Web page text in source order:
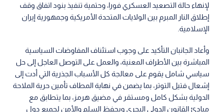
لإنهاء حالة التصعيد العسكري فورا، وحتمية تنفيذ بنود اتفاق وقف
إطلاق النار المبرم بين الولايات المتحدة الأمريكية وجمهورية إيران
الإسلامية.
وأعاد الجانبان التأكيد على وجوب استئناف المفاوضات السياسية
المباشرة بين الأطراف المعنية، والعمل على التوصل العاجل إلى حل
سياسي شامل يقوم على معالجة كل الأسباب الجذرية التي أدت إلى
إشعال فتيل التوتر، بما يضمن في نهاية المطاف تأمين حرية الملاحة
الدولية بشكل كامل ومستقر في مضيق هرمز، بما يتطابق مع
مبادئ القانون الدولي البحري ويحفظ السلم والأمن لجميع دول